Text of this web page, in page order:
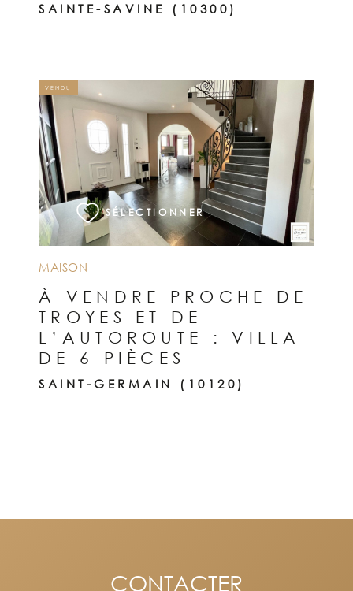
SAINTE-SAVINE (10300)
MAISON
À VENDRE PROCHE DE
TROYES ET DE
L’AUTOROUTE : VILLA
DE 6 PIÈCES
SAINT-GERMAIN (10120)
VENDU
SÉLECTIONNER
VOIR LE BIEN
CONTACTER